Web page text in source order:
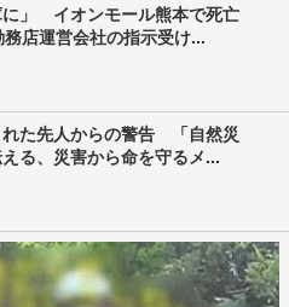
に」 イオンモール熊本で死亡
店運営会社の指示受け...
た先人からの警告 「自然災
る、災害から命を守るメ...